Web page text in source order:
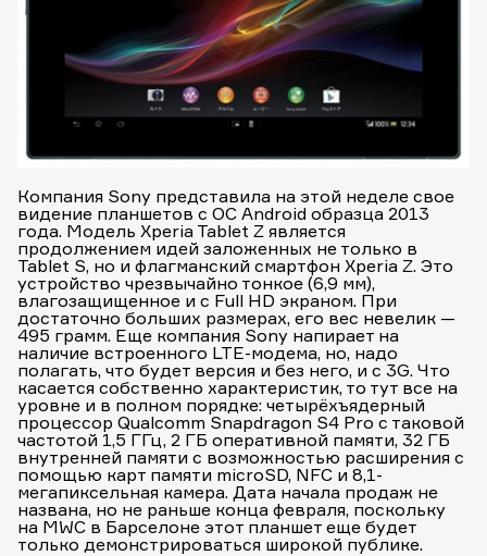
Компания Sony представила на этой неделе свое
видение планшетов с ОС Android образца 2013
года. Модель Xperia Tablet Z является
продолжением идей заложенных не только в
Tablet S, но и флагманский смартфон Xperia Z. Это
устройство чрезвычайно тонкое (6,9 мм),
влагозащищенное и с Full HD экраном. При
достаточно больших размерах, его вес невелик —
495 грамм. Еще компания Sony напирает на
наличие встроенного LTE-модема, но, надо
полагать, что будет версия и без него, и с 3G. Что
касается собственно характеристик, то тут все на
уровне и в полном порядке: четырёхъядерный
процессор Qualcomm Snapdragon S4 Pro с таковой
частотой 1,5 ГГц, 2 ГБ оперативной памяти, 32 ГБ
внутренней памяти с возможностью расширения с
помощью карт памяти microSD, NFC и 8,1-
мегапиксельная камера. Дата начала продаж не
названа, но не раньше конца февраля, поскольку
на MWC в Барселоне этот планшет еще будет
только демонстрироваться широкой публике.